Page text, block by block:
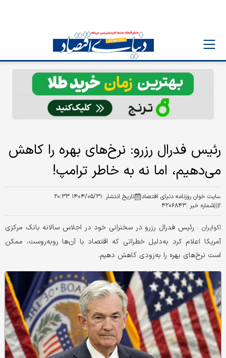
رئیس فدرال رزرو: نرخ‌های بهره را کاهش
می‌دهیم، اما نه به خاطر ترامپ!
سایت خوان روزنامه دنیای اقتصاد تاریخ انتشار :۱۴۰۴/۰۵/۳۱ ۲۰:۳۳
شماره خبر :۴۲۰۶۸۴۳
اکوایران : رئیس فدرال رزرو در سخنرانی خود در اجلاس سالانه بانک مرکزی
آمریکا اعلام کرد به‌دلیل خطراتی که اقتصاد با آن‌ها روبه‌روست، ممکن
است نرخ‌های بهره را به‌زودی کاهش دهیم.